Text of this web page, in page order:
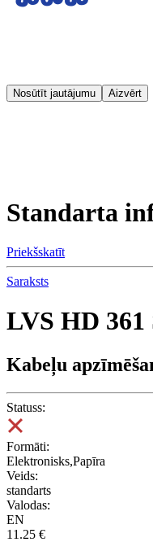
Nosūtīt jautājumu Aizvērt
Standarta
Priekšskatīt
Saraksts
LVS HD 361
Kabeļu
Statuss:
Formāti:
Elektronisks,Papīra
Veids:
standarts
Valodas:
EN
11.25 €